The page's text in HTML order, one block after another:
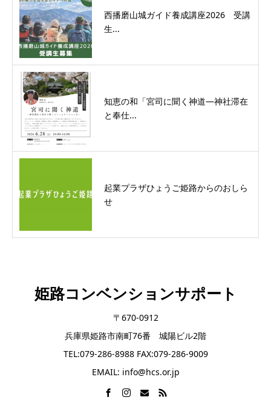
西播磨山城ガイド養成講座2026 受講
生...
知恵の和「宮司に聞く神道―神社滞在
と奉仕...
起業プラザひょうご姫路からのおしら
せ
姫路コンベンションサポート
〒670-0912
兵庫県姫路市南町76番 城陽ビル2階
TEL:079-286-8988 FAX:079-286-9009
EMAIL: info@hcs.or.jp